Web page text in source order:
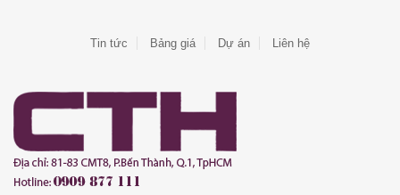
Tin tức Bảng giá Dự án Liên hệ